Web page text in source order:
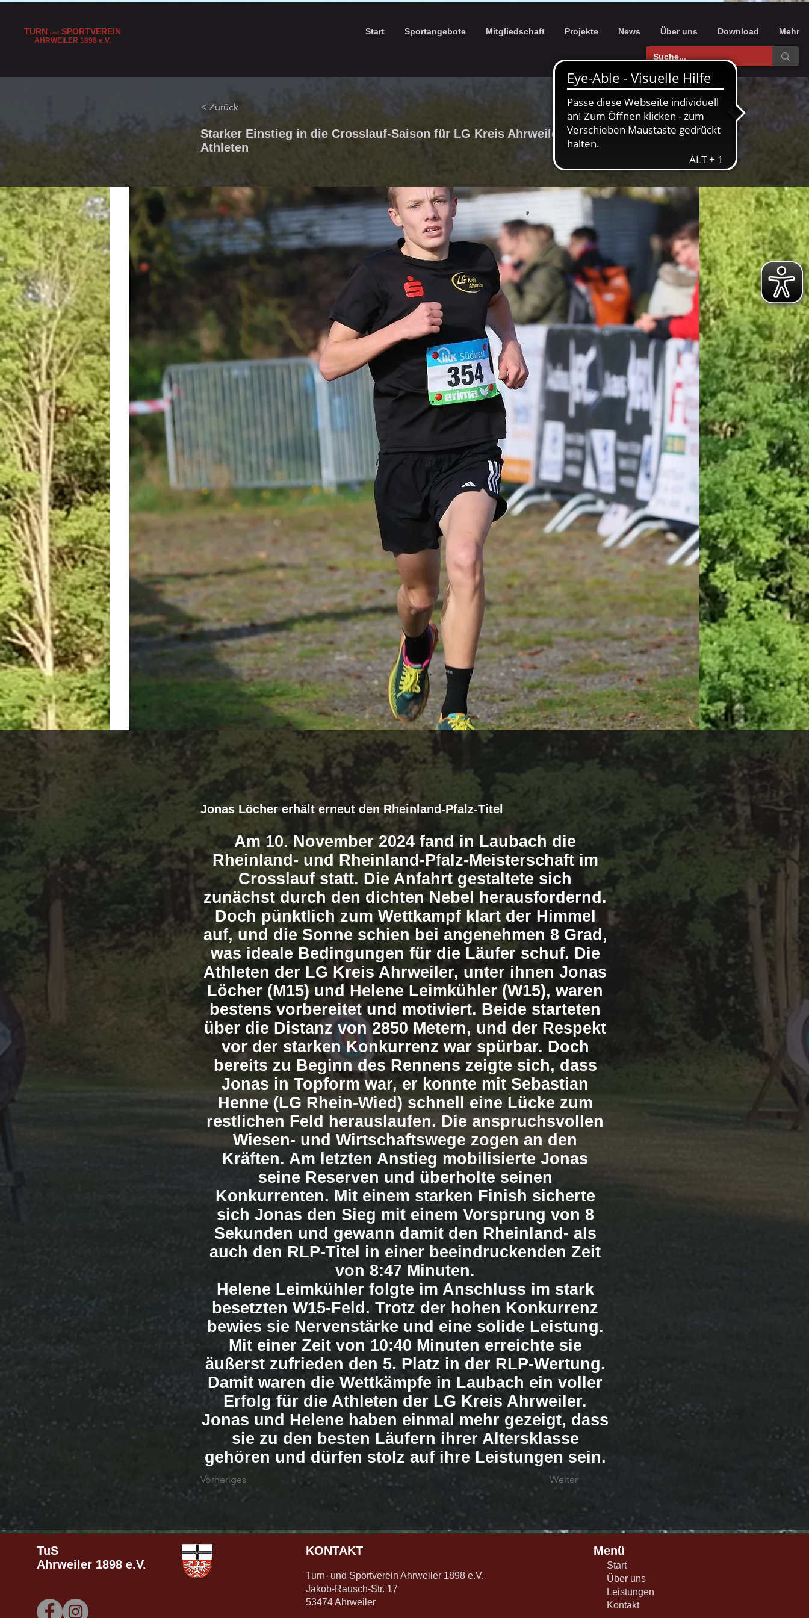
TURN undSPORTVEREIN
AHRWEILER 1898 e.V.
Start Sportangebote Mitgliedschaft Projekte News Über uns Download Mehr
< Zurück
Starker Einstieg in die Crosslauf-Saison für LG Kreis Ahrweiler
Athleten
Jonas Löcher erhält erneut den Rheinland-Pfalz-Titel
Am 10. November 2024 fand in Laubach die
Rheinland- und Rheinland-Pfalz-Meisterschaft im
Crosslauf statt. Die Anfahrt gestaltete sich
zunächst durch den dichten Nebel herausfordernd.
Doch pünktlich zum Wettkampf klart der Himmel
auf, und die Sonne schien bei angenehmen 8 Grad,
was ideale Bedingungen für die Läufer schuf. Die
Athleten der LG Kreis Ahrweiler, unter ihnen Jonas
Löcher (M15) und Helene Leimkühler (W15), waren
bestens vorbereitet und motiviert. Beide starteten
über die Distanz von 2850 Metern, und der Respekt
vor der starken Konkurrenz war spürbar. Doch
bereits zu Beginn des Rennens zeigte sich, dass
Jonas in Topform war, er konnte mit Sebastian
Henne (LG Rhein-Wied) schnell eine Lücke zum
restlichen Feld herauslaufen. Die anspruchsvollen
Wiesen- und Wirtschaftswege zogen an den
Kräften. Am letzten Anstieg mobilisierte Jonas
seine Reserven und überholte seinen
Konkurrenten. Mit einem starken Finish sicherte
sich Jonas den Sieg mit einem Vorsprung von 8
Sekunden und gewann damit den Rheinland- als
auch den RLP-Titel in einer beeindruckenden Zeit
von 8:47 Minuten.
Helene Leimkühler folgte im Anschluss im stark
besetzten W15-Feld. Trotz der hohen Konkurrenz
bewies sie Nervenstärke und eine solide Leistung.
Mit einer Zeit von 10:40 Minuten erreichte sie
äußerst zufrieden den 5. Platz in der RLP-Wertung.
Damit waren die Wettkämpfe in Laubach ein voller
Erfolg für die Athleten der LG Kreis Ahrweiler.
Jonas und Helene haben einmal mehr gezeigt, dass
sie zu den besten Läufern ihrer Altersklasse
gehören und dürfen stolz auf ihre Leistungen sein.
Vorheriges Weiter
TuS
Ahrweiler 1898 e.V.
KONTAKT
Turn- und Sportverein Ahrweiler 1898 e.V.
Jakob-Rausch-Str. 17
53474 Ahrweiler
Menü
Start
Über uns
Leistungen
Kontakt